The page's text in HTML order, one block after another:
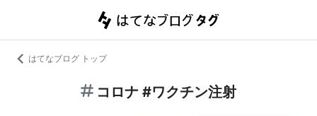
はてなブログ トップ
コロナ #ワクチン注射